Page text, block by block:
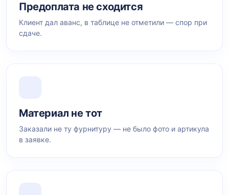
Предоплата не сходится
Клиент дал аванс, в таблице не отметили — спор при
сдаче.
Материал не тот
Заказали не ту фурнитуру — не было фото и артикула
в заявке.